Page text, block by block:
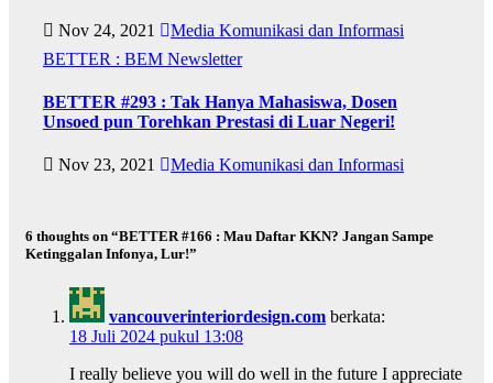
Nov 24, 2021
Media Komunikasi dan Informasi
BETTER : BEM Newsletter
BETTER #293 : Tak Hanya Mahasiswa, Dosen
Unsoed pun Torehkan Prestasi di Luar Negeri!
Nov 23, 2021 Media Komunikasi dan Informasi
6 thoughts on “BETTER #166 : Mau Daftar KKN? Jangan Sampe
Ketinggalan Infonya, Lur!”
vancouverinteriordesign.com berkata:
18 Juli 2024 pukul 13:08
I really believe you will do well in the future I appreciate